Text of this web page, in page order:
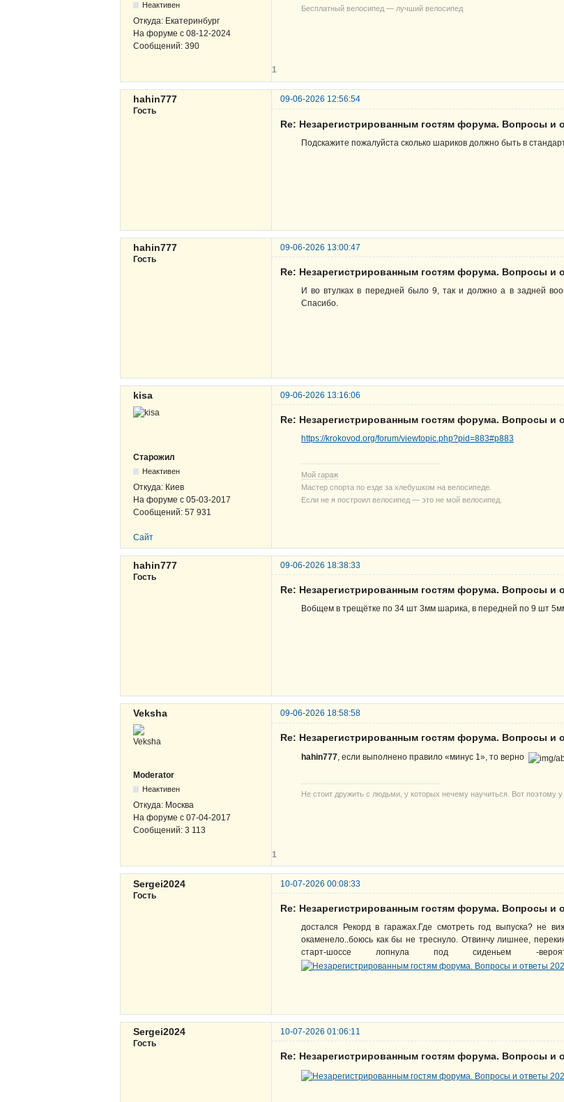
Неактивен
Откуда: Екатеринбург
На форуме с 08-12-2024
Сообщений: 390
Бесплатный велосипед — лучший велосипед
1
hahin777
09-06-2026 12:56:54
Гость
Re: Незарегистрированным гостям форума. Вопросы и
Подскажите пожалуйста сколько шариков должно быть в
hahin777
09-06-2026 13:00:47
Гость
Re: Незарегистрированным гостям форума. Вопросы и
И во втулках в передней было 9, так и должно а в задней
Спасибо.
kisa 09-06-2026 13:16:06
Старожил
Неактивен
Откуда: Киев
На форуме с 05-03-2017
Сообщений: 57 931
Re: Незарегистрированным гостям форума. Вопросы и
https://krokovod.org/forum/viewtopic.php?pid=883#p883
Мой гараж
Мастер спорта по езде за хлебушком на велосипеде.
Если не я построил велосипед — это не мой велосипед.
Сайт
hahin777
09-06-2026 18:38:33
Гость
Re: Незарегистрированным гостям форума. Вопросы и
Вобщем в трещётке по 34 шт 3мм шарика, в передней по 9 шт
Veksha 09-06-2026 18:58:58
Moderator
Неактивен
Откуда: Москва
На форуме с 07-04-2017
Сообщений: 3 113
Re: Незарегистрированным гостям форума. Вопросы и
hahin777 , если выполнено правило «минус 1», то верно
Не стоит дружить с людьми, у которых нечему научиться. Вот поэтому
1
Sergei2024
10-07-2026 00:08:33
Гость
Re: Незарегистрированным гостям форума. Вопросы и
достался Рекорд в гаражах.Где смотреть год выпуска? не
окаменело..боюсь как бы не треснуло. Отвинчу лишнее,
старт-шоссе лопнула под сиденьем -
Sergei2024
10-07-2026 01:06:11
Гость
Re: Незарегистрированным гостям форума. Вопросы и